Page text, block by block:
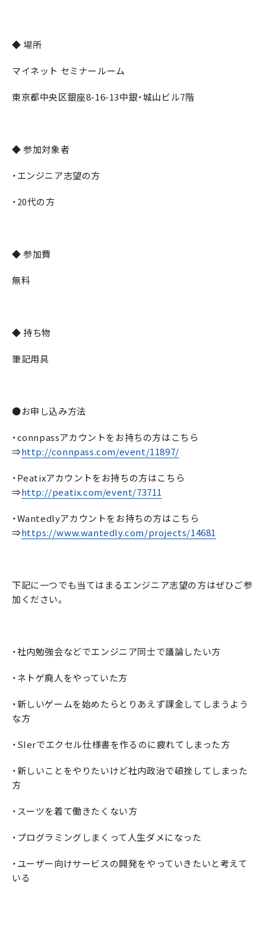
◆ 場所
マイネット セミナールーム
東京都中央区銀座8-16-13中銀・城山ビル7階
◆ 参加対象者
・エンジニア志望の方
・20代の方
◆ 参加費
無料
◆ 持ち物
筆記用具
●お申し込み方法
・connpassアカウントをお持ちの方はこちら
⇒http://connpass.com/event/11897/
・Peatixアカウントをお持ちの方はこちら
⇒http://peatix.com/event/73711
・Wantedlyアカウントをお持ちの方はこちら
⇒https://www.wantedly.com/projects/14681
下記に一つでも当てはまるエンジニア志望の方はぜひご参
加ください。
・社内勉強会などでエンジニア同士で議論したい方
・ネトゲ廃人をやっていた方
・新しいゲームを始めたらとりあえず課金してしまうよう
な方
・SIerでエクセル仕様書を作るのに疲れてしまった方
・新しいことをやりたいけど社内政治で頓挫してしまった
方
・スーツを着て働きたくない方
・プログラミングしまくって人生ダメになった
・ユーザー向けサービスの開発をやっていきたいと考えて
いる